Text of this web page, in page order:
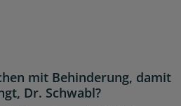
mit Behinderung, damit
Dr. Schwabl?